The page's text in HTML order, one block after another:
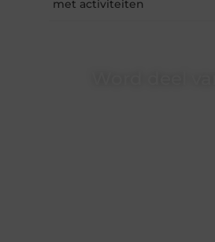
met activiteiten